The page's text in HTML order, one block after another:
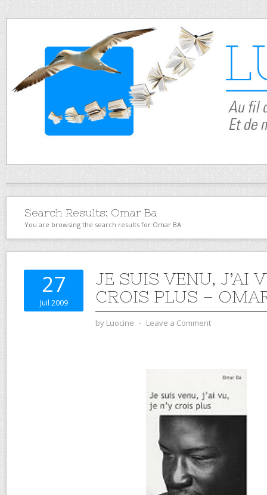
Search Results: Omar Ba
You are browsing the search results for Omar BA
27
Juil 2009
JE SUIS VENU, J’AI
CROIS PLUS –
by Luocine ⋅ Leave a Comment